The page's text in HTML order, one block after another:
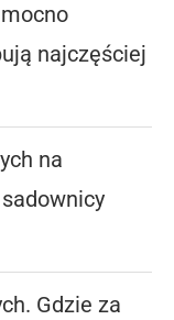
najczęściej
na
Gdzie za